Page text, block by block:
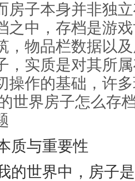
房子本身并非独
之中，存档是游
，物品栏数据以
，实质是对其所
操作的基础，许
世界房子怎么存
质与重要性
的世界中，房子